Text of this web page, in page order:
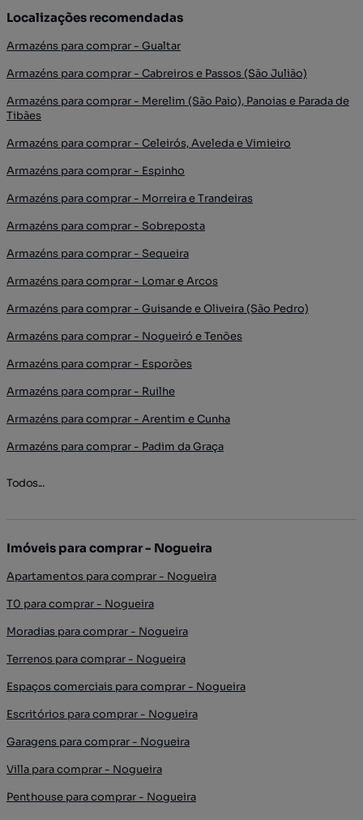
Localizações recomendadas
Armazéns para comprar - Gualtar
Armazéns para comprar - Cabreiros e Passos (São Julião)
Armazéns para comprar - Merelim (São Paio), Panoias e Parada de
Tibães
Armazéns para comprar - Celeirós, Aveleda e Vimieiro
Armazéns para comprar - Espinho
Armazéns para comprar - Morreira e Trandeiras
Armazéns para comprar - Sobreposta
Armazéns para comprar - Sequeira
Armazéns para comprar - Lomar e Arcos
Armazéns para comprar - Guisande e Oliveira (São Pedro)
Armazéns para comprar - Nogueiró e Tenões
Armazéns para comprar - Esporões
Armazéns para comprar - Ruilhe
Armazéns para comprar - Arentim e Cunha
Armazéns para comprar - Padim da Graça
Todos...
Imóveis para comprar - Nogueira
Apartamentos para comprar - Nogueira
T0 para comprar - Nogueira
Moradias para comprar - Nogueira
Terrenos para comprar - Nogueira
Espaços comerciais para comprar - Nogueira
Escritórios para comprar - Nogueira
Garagens para comprar - Nogueira
Villa para comprar - Nogueira
Penthouse para comprar - Nogueira